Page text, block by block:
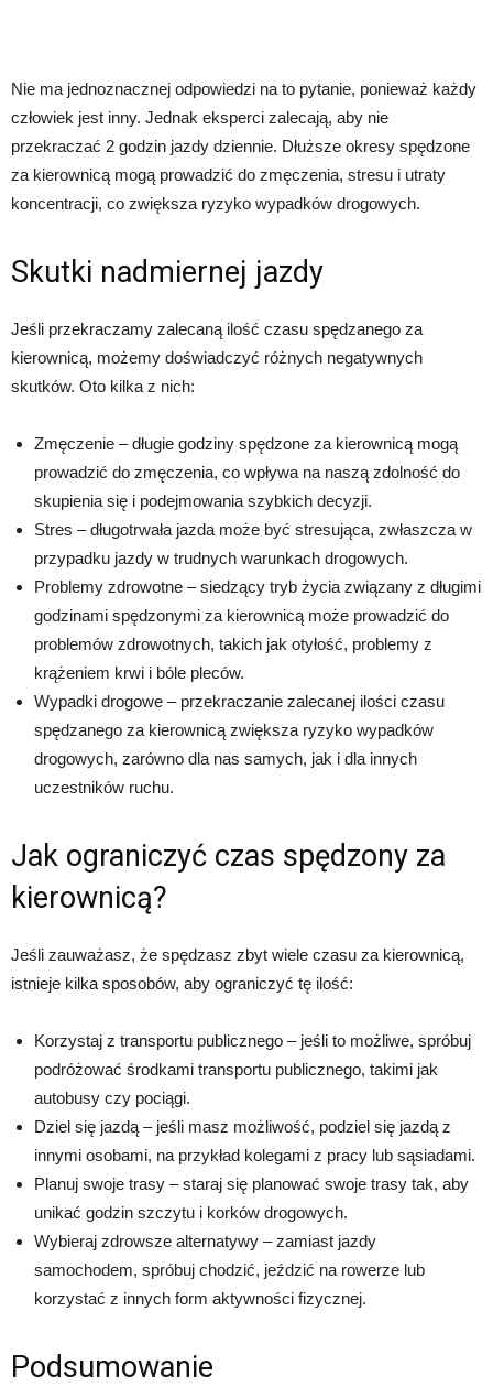
Nie ma jednoznacznej odpowiedzi na to pytanie, ponieważ każdy
człowiek jest inny. Jednak eksperci zalecają, aby nie
przekraczać 2 godzin jazdy dziennie. Dłuższe okresy spędzone
za kierownicą mogą prowadzić do zmęczenia, stresu i utraty
koncentracji, co zwiększa ryzyko wypadków drogowych.
Skutki nadmiernej jazdy
Jeśli przekraczamy zalecaną ilość czasu spędzanego za
kierownicą, możemy doświadczyć różnych negatywnych
skutków. Oto kilka z nich:
Zmęczenie – długie godziny spędzone za kierownicą mogą
prowadzić do zmęczenia, co wpływa na naszą zdolność do
skupienia się i podejmowania szybkich decyzji.
Stres – długotrwała jazda może być stresująca, zwłaszcza w
przypadku jazdy w trudnych warunkach drogowych.
Problemy zdrowotne – siedzący tryb życia związany z długimi
godzinami spędzonymi za kierownicą może prowadzić do
problemów zdrowotnych, takich jak otyłość, problemy z
krążeniem krwi i bóle pleców.
Wypadki drogowe – przekraczanie zalecanej ilości czasu
spędzanego za kierownicą zwiększa ryzyko wypadków
drogowych, zarówno dla nas samych, jak i dla innych
uczestników ruchu.
Jak ograniczyć czas spędzony za
kierownicą?
Jeśli zauważasz, że spędzasz zbyt wiele czasu za kierownicą,
istnieje kilka sposobów, aby ograniczyć tę ilość:
Korzystaj z transportu publicznego – jeśli to możliwe, spróbuj
podróżować środkami transportu publicznego, takimi jak
autobusy czy pociągi.
Dziel się jazdą – jeśli masz możliwość, podziel się jazdą z
innymi osobami, na przykład kolegami z pracy lub sąsiadami.
Planuj swoje trasy – staraj się planować swoje trasy tak, aby
unikać godzin szczytu i korków drogowych.
Wybieraj zdrowsze alternatywy – zamiast jazdy
samochodem, spróbuj chodzić, jeździć na rowerze lub
korzystać z innych form aktywności fizycznej.
Podsumowanie